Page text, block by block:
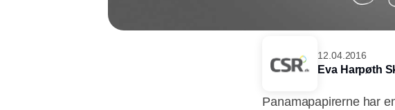
12.04.2016
Eva Harpøth
Panamapapirerne har